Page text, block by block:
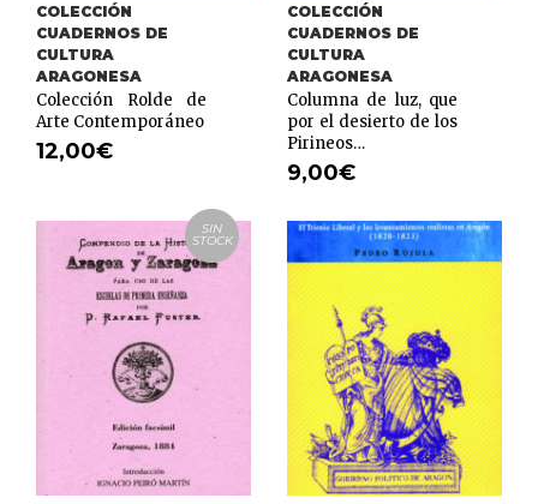
COLECCIÓN
CUADERNOS DE
CULTURA
ARAGONESA
Colección Rolde de
Arte Contemporáneo
12,00€
COLECCIÓN
CUADERNOS DE
CULTURA
ARAGONESA
Columna de luz, que
por el desierto de los
Pirineos…
9,00€
SIN
STOCK